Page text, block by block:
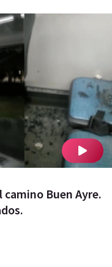
Buen Ayre.